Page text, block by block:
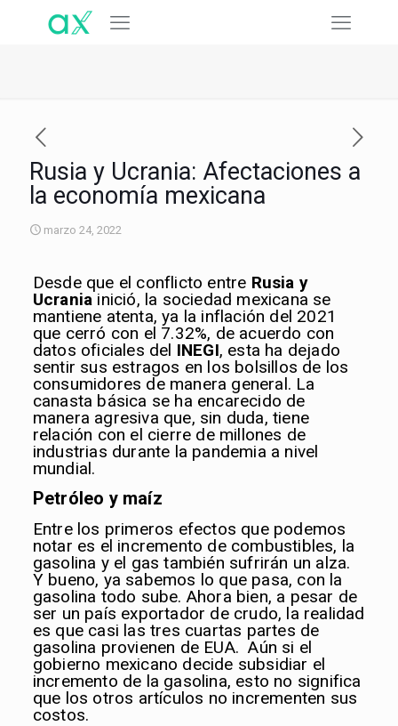
Rusia y Ucrania: Afectaciones a
la economía mexicana
marzo 24, 2022
Desde que el conflicto entre Rusia y
Ucrania inició, la sociedad mexicana se
mantiene atenta, ya la inflación del 2021
que cerró con el 7.32%, de acuerdo con
datos oficiales del INEGI, esta ha dejado
sentir sus estragos en los bolsillos de los
consumidores de manera general. La
canasta básica se ha encarecido de
manera agresiva que, sin duda, tiene
relación con el cierre de millones de
industrias durante la pandemia a nivel
mundial.
Petróleo y maíz
Entre los primeros efectos que podemos
notar es el incremento de combustibles, la
gasolina y el gas también sufrirán un alza.
Y bueno, ya sabemos lo que pasa, con la
gasolina todo sube. Ahora bien, a pesar de
ser un país exportador de crudo, la realidad
es que casi las tres cuartas partes de
gasolina provienen de EUA. Aún si el
gobierno mexicano decide subsidiar el
incremento de la gasolina, esto no significa
que los otros artículos no incrementen sus
costos.